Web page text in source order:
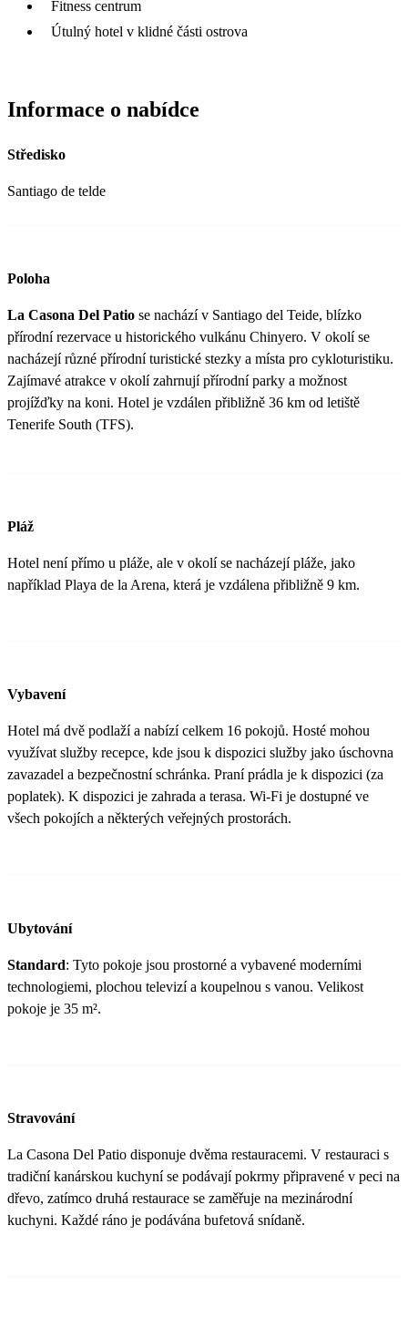
Fitness centrum
Útulný hotel v klidné části ostrova
Informace o nabídce
Středisko
Santiago de telde
Poloha
La Casona Del Patio se nachází v Santiago del Teide, blízko
přírodní rezervace u historického vulkánu Chinyero. V okolí se
nacházejí různé přírodní turistické stezky a místa pro cykloturistiku.
Zajímavé atrakce v okolí zahrnují přírodní parky a možnost
projížďky na koni. Hotel je vzdálen přibližně 36 km od letiště
Tenerife South (TFS).
Pláž
Hotel není přímo u pláže, ale v okolí se nacházejí pláže, jako
například Playa de la Arena, která je vzdálena přibližně 9 km​.
Vybavení
Hotel má dvě podlaží a nabízí celkem 16 pokojů. Hosté mohou
využívat služby recepce, kde jsou k dispozici služby jako úschovna
zavazadel a bezpečnostní schránka. Praní prádla je k dispozici (za
poplatek). K dispozici je zahrada a terasa. Wi-Fi je dostupné ve
všech pokojích a některých veřejných prostorách​.
Ubytování
Standard: Tyto pokoje jsou prostorné a vybavené moderními
technologiemi, plochou televizí a koupelnou s vanou. Velikost
pokoje je 35 m².
Stravování
La Casona Del Patio disponuje dvěma restauracemi. V restauraci s
tradiční kanárskou kuchyní se podávají pokrmy připravené v peci na
dřevo, zatímco druhá restaurace se zaměřuje na mezinárodní
kuchyni. Každé ráno je podávána bufetová snídaně.